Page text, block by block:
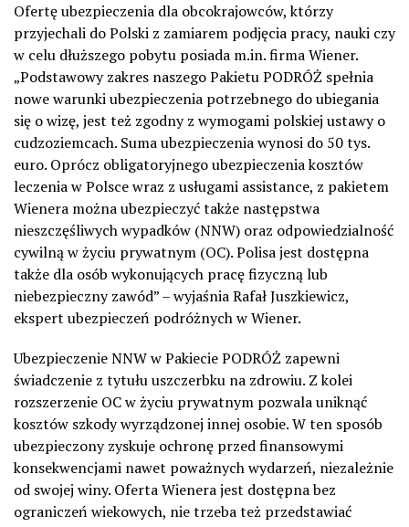
Ofertę ubezpieczenia dla obcokrajowców, którzy
przyjechali do Polski z zamiarem podjęcia pracy, nauki czy
w celu dłuższego pobytu posiada m.in. firma Wiener.
„Podstawowy zakres naszego Pakietu PODRÓŻ spełnia
nowe warunki ubezpieczenia potrzebnego do ubiegania
się o wizę, jest też zgodny z wymogami polskiej ustawy o
cudzoziemcach. Suma ubezpieczenia wynosi do 50 tys.
euro. Oprócz obligatoryjnego ubezpieczenia kosztów
leczenia w Polsce wraz z usługami assistance, z pakietem
Wienera można ubezpieczyć także następstwa
nieszczęśliwych wypadków (NNW) oraz odpowiedzialność
cywilną w życiu prywatnym (OC). Polisa jest dostępna
także dla osób wykonujących pracę fizyczną lub
niebezpieczny zawód” – wyjaśnia Rafał Juszkiewicz,
ekspert ubezpieczeń podróżnych w Wiener.
Ubezpieczenie NNW w Pakiecie PODRÓŻ zapewni
świadczenie z tytułu uszczerbku na zdrowiu. Z kolei
rozszerzenie OC w życiu prywatnym pozwala uniknąć
kosztów szkody wyrządzonej innej osobie. W ten sposób
ubezpieczony zyskuje ochronę przed finansowymi
konsekwencjami nawet poważnych wydarzeń, niezależnie
od swojej winy. Oferta Wienera jest dostępna bez
ograniczeń wiekowych, nie trzeba też przedstawiać